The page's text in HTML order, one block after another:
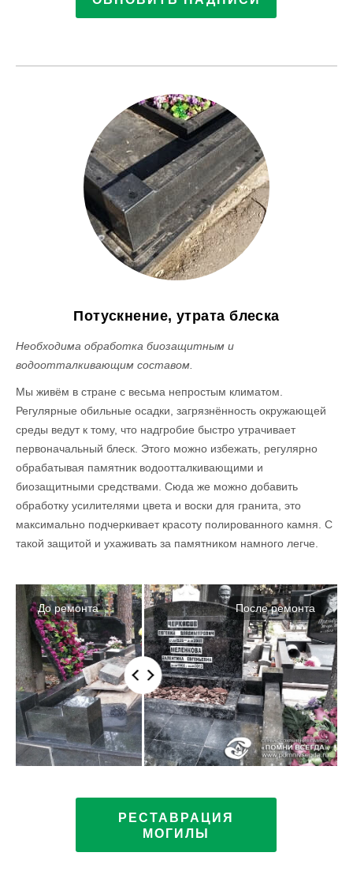
Потускнение, утрата блеска
Необходима обработка биозащитным и
водоотталкивающим составом.
Мы живём в стране с весьма непростым климатом.
Регулярные обильные осадки, загрязнённость окружающей
среды ведут к тому, что надгробие быстро утрачивает
первоначальный блеск. Этого можно избежать, регулярно
обрабатывая памятник водоотталкивающими и
биозащитными средствами. Сюда же можно добавить
обработку усилителями цвета и воски для гранита, это
максимально подчеркивает красоту полированного камня. С
такой защитой и ухаживать за памятником намного легче.
РЕСТАВРАЦИЯ
МОГИЛЫ